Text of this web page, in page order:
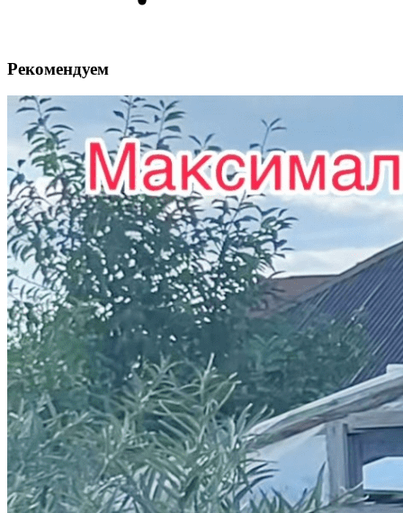
Рекомендуем